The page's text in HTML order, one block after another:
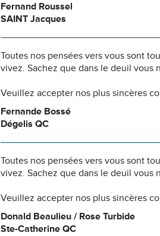
Fernand Roussel
SAINT Jacques
Toutes nos pensées vers vous sont
vivez. Sachez que dans le deuil vous
Veuillez accepter nos plus sincères
Fernande Bossé
Dégelis QC
Toutes nos pensées vers vous sont
vivez. Sachez que dans le deuil vous
Veuillez accepter nos plus sincères
Donald Beaulieu / Rose Turbide
Ste-Catherine QC